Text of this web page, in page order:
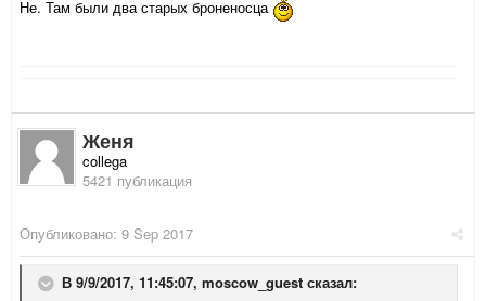
Не. Там были два старых броненосца
Женя
collega
5421 публикация
Опубликовано: 9 Sep 2017
В 9/9/2017, 11:45:07, moscow_guest сказал: